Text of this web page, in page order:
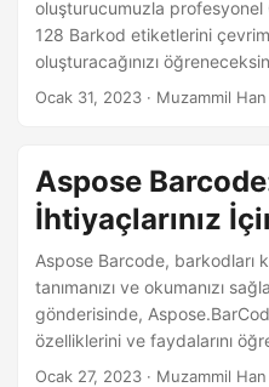
oluşturucumuzla profesyonel
128 Barkod etiketlerini
oluşturacağınızı
kitaplığını kullanarak kendi
Ocak 31, 2023 · Muzammil Han
Aspose
İhtiyaçlarınız
Aspose Barcode, barkodları
tanımanızı ve okumanızı
gönderisinde,
özelliklerini ve faydalarını
ihtiyaçlarınız için onu nihai
Ocak 27, 2023 · Muzammil Han